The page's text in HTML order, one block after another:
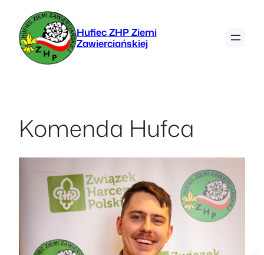
Przejdź
treści
Hufiec ZHP Ziemi
Zawierciańskiej
Komenda Hufca